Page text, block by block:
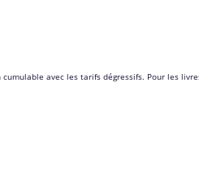
avec les tarifs dégressifs. Pour les